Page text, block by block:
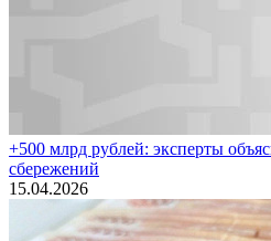
+500 млрд рублей: эксперты
сбережений
15.04.2026